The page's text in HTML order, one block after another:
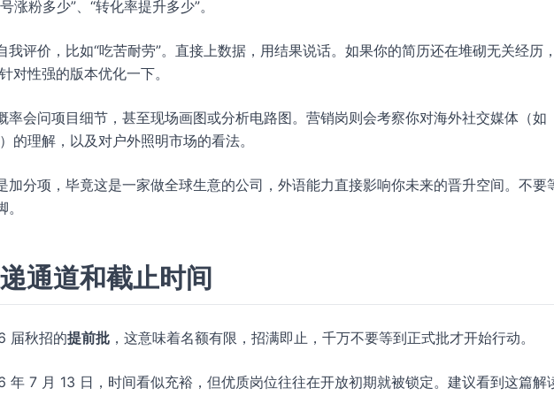
涨粉多少”、“转化率提升多少”。
我评价，比如“吃苦耐劳”。直接上数据，用结果说话。如果你的简历还在堆砌无关经历
对性强的版本优化一下。
率会问项目细节，甚至现场画图或分析电路图。营销岗则会考察你对海外社交媒体（如
的理解，以及对户外照明市场的看法。
加分项，毕竟这是一家做全球生意的公司，外语能力直接影响你未来的晋升空间。不要
通道和截止时间
届秋招的提前批 ，这意味着名额有限，招满即止，千万不要等到正式批才开始行动。
年 7 月 13 日，时间看似充裕，但优质岗位往往在开放初期就被锁定。建议看到这篇解